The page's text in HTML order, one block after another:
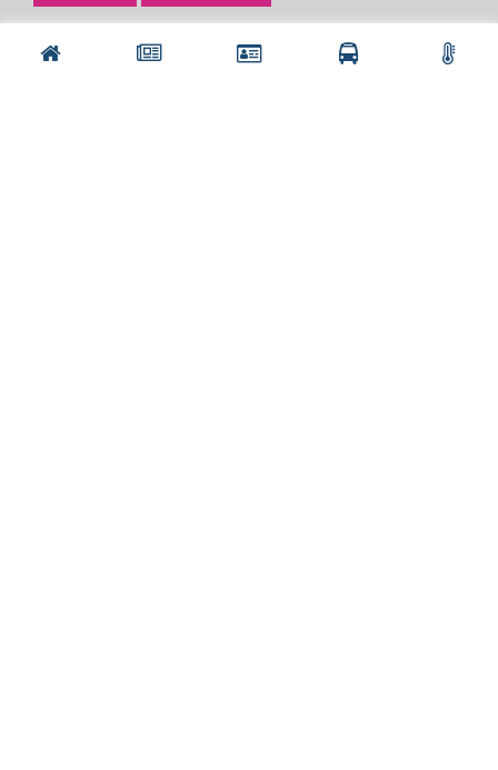
Рекламодателям:
Бизнес-кабинет